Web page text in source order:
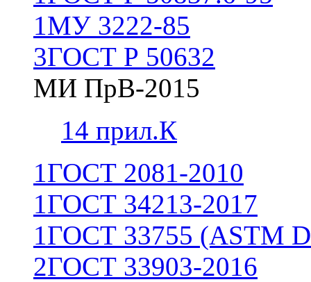
1МУ 3222-85
3ГОСТ Р 50632
МИ ПрВ-2015
14 прил.К
1ГОСТ 2081-2010
1ГОСТ 34213-2017
1ГОСТ 33755 (ASTM
2ГОСТ 33903-2016